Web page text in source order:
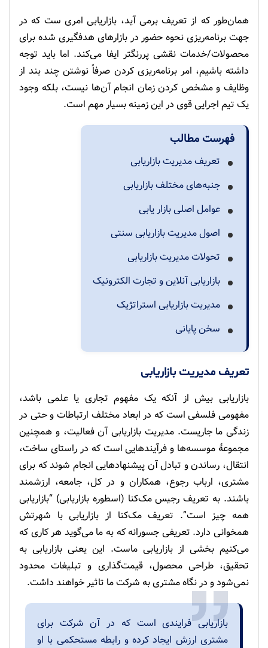
همان‌طور که از تعریف برمی آید، بازاریابی امری ست که در
جهت برنامه‌ریزی نحوه حضور در بازارهای هدفگیری شده برای
محصولات/خدمات نقشی پررنگتر ایفا می‌کند. اما باید توجه
داشته باشیم، امر برنامه‌ریزی کردن صرفاً نوشتن چند بند از
وظایف و مشخص کردن زمان انجام آن‌ها نیست، بلکه وجود
یک تیم اجرایی قوی در این زمینه بسیار مهم است.
فهرست مطالب
تعریف مدیریت بازاریابی
جنبه‌های مختلف بازاریابی
عوامل اصلی بازار یابی
اصول مدیریت بازاریابی سنتی
تحولات مدیریت بازاریابی
بازاریابی آنلاین و تجارت الکترونیک
مدیریت بازاریابی استراتژیک
سخن پایانی
تعریف مدیریت بازاریابی
بازاریابی بیش از آنکه یک مفهوم تجاری یا علمی باشد،
مفهومی فلسفی است که در ابعاد مختلف ارتباطات و حتی در
زندگی ما جاریست. مدیریت بازاریابی آن فعالیت، و همچنین
مجموعۀ موسسه‌ها و فرآیند‌هایی است که در راستای ساخت،
انتقال، رساندن و تبادل آن پیشنهادهایی انجام شوند که برای
مشتری، ارباب رجوع، همکاران و در کل، جامعه، ارزشمند
باشند. به تعریف رجیس مک‌کنا (اسطوره بازاریابی) “بازاریابی
همه چیز است”. تعریف مک‌کنا از بازاریابی با شهرتش
همخوانی دارد. تعریفی جسورانه که به ما می‌گوید هر کاری که
می‌کنیم بخشی از بازاریابی ماست. این یعنی بازاریابی به
تحقیق، طراحی محصول، قیمت‌گذاری و تبلیغات محدود
نمی‌شود و در نگاه مشتری به شرکت ما تاثیر خواهند داشت.
بازاریابی فرایندی است که در آن شرکت برای
مشتری ارزش ایجاد کرده و رابطه مستحکمی با او